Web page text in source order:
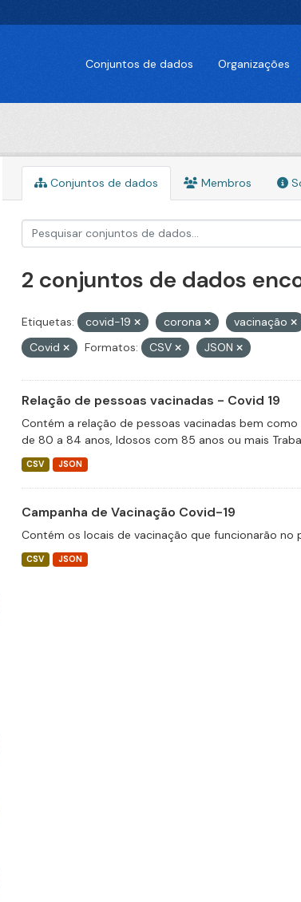
Conjuntos de dados Organizações
Conjuntos de dados Membros
2 conjuntos de dados
Etiquetas: covid-19 corona vacinação
Covid
Formatos: CSV JSON
Relação de pessoas vacinadas - Covid 19
Contém a relação de pessoas vacinadas bem
de 80 a 84 anos, Idosos com 85 anos ou mais
CSV JSON
Campanha de Vacinação Covid-19
Contém os locais de vacinação que funcionarão
CSV JSON